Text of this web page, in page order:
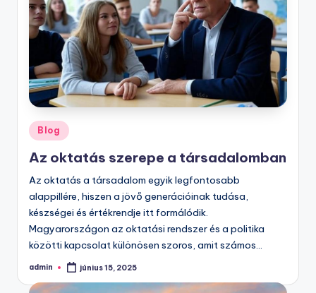
Posted
in
Blog
Az oktatás szerepe a társadalomban
Az oktatás a társadalom egyik legfontosabb
alappillére, hiszen a jövő generációinak tudása,
készségei és értékrendje itt formálódik.
Magyarországon az oktatási rendszer és a politika
közötti kapcsolat különösen szoros, amit számos…
Posted
admin június 15, 2025